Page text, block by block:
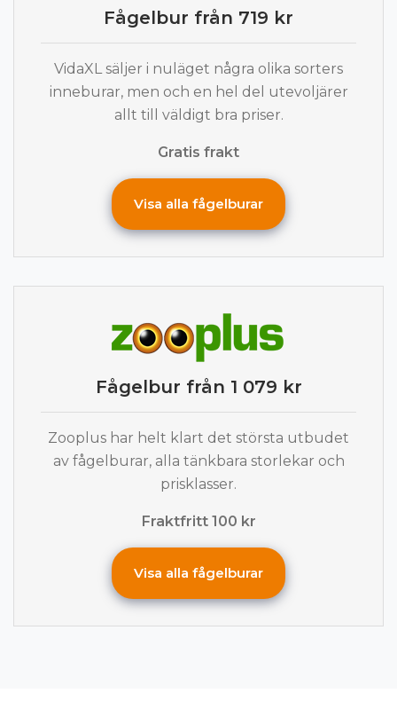
Fågelbur från 719 kr
VidaXL säljer i nuläget några olika sorters
inneburar, men och en hel del utevoljärer
allt till väldigt bra priser.
Gratis frakt
Visa alla fågelburar
Fågelbur från 1 079 kr
Zooplus har helt klart det största utbudet
av fågelburar, alla tänkbara storlekar och
prisklasser.
Fraktfritt 100 kr
Visa alla fågelburar